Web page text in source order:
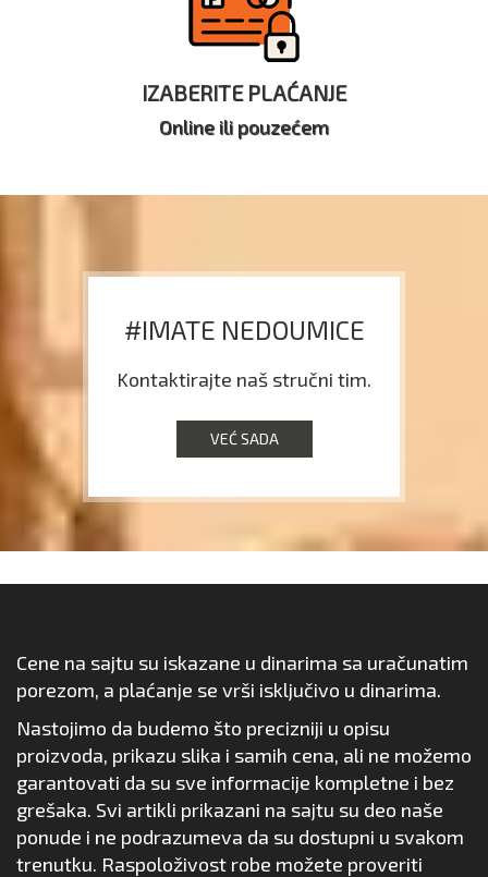
IZABERITE PLAĆANJE
Online ili pouzećem
#IMATE NEDOUMICE
Kontaktirajte naš stručni tim.
VEĆ SADA
Cene na sajtu su iskazane u dinarima sa uračunatim
porezom, a plaćanje se vrši isključivo u dinarima.
Nastojimo da budemo što precizniji u opisu
proizvoda, prikazu slika i samih cena, ali ne možemo
garantovati da su sve informacije kompletne i bez
grešaka. Svi artikli prikazani na sajtu su deo naše
ponude i ne podrazumeva da su dostupni u svakom
trenutku. Raspoloživost robe možete proveriti